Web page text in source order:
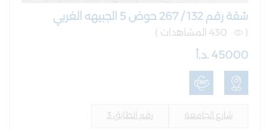
شقة رقم 132 / 267 حوض 5 الجبيهه الغربي
(
45000 .د.أ
شارع الجامعة رقم الطابق 3